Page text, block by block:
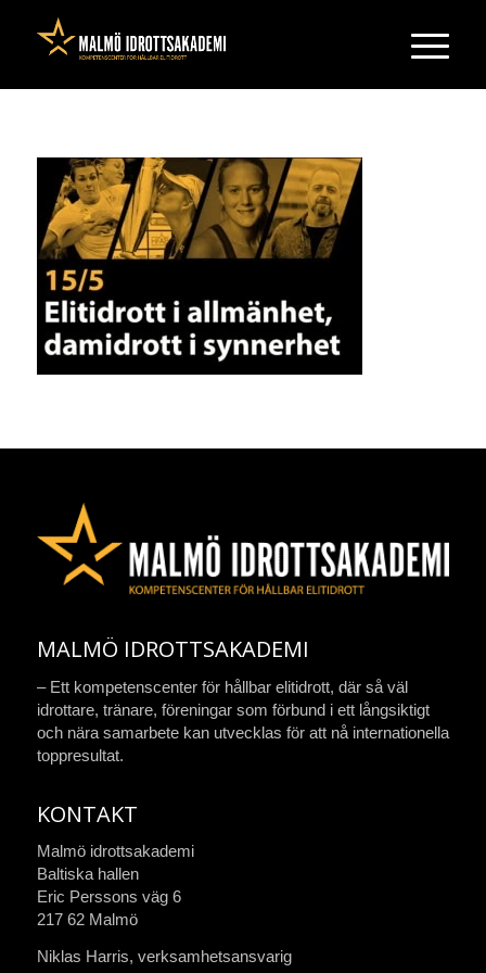
MALMÖ IDROTTSAKADEMI
– Ett kompetenscenter för hållbar elitidrott, där så väl
idrottare, tränare, föreningar som förbund i ett långsiktigt
och nära samarbete kan utvecklas för att nå internationella
toppresultat.
KONTAKT
Malmö idrottsakademi
Baltiska hallen
Eric Perssons väg 6
217 62 Malmö
Niklas Harris, verksamhetsansvarig